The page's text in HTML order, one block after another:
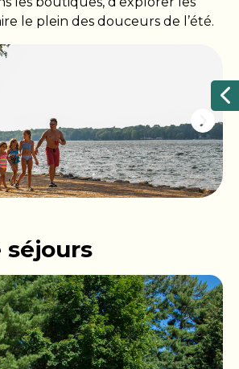
le plein des douceurs de l’été.
séjours